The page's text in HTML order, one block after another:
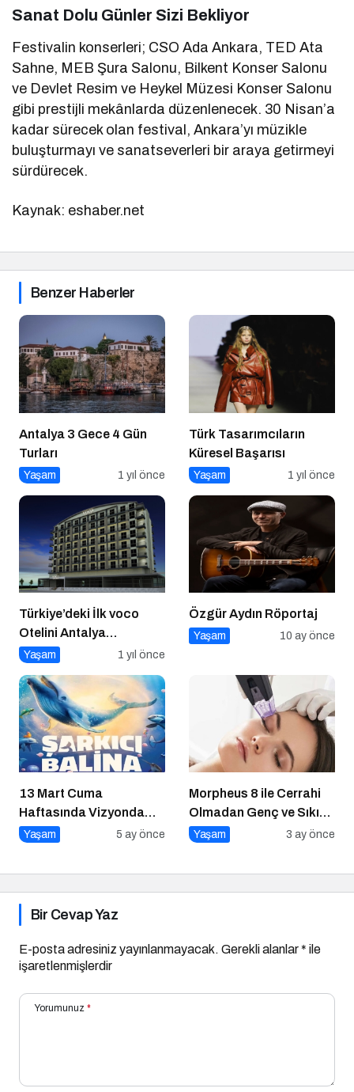
Sanat Dolu Günler Sizi Bekliyor
Festivalin konserleri; CSO Ada Ankara, TED Ata
Sahne, MEB Şura Salonu, Bilkent Konser Salonu
ve Devlet Resim ve Heykel Müzesi Konser Salonu
gibi prestijli mekânlarda düzenlenecek. 30 Nisan’a
kadar sürecek olan festival, Ankara’yı müzikle
buluşturmayı ve sanatseverleri bir araya getirmeyi
sürdürecek.
Kaynak: eshaber.net
Benzer Haberler
Antalya 3 Gece 4 Gün
Turları
Yaşam 1 yıl önce
Türk Tasarımcıların
Küresel Başarısı
Yaşam 1 yıl önce
Türkiye’deki İlk voco
Otelini Antalya
Konyaaltı’nda Açıyor
Yaşam 1 yıl önce
Özgür Aydın Röportaj
Yaşam 10 ay önce
13 Mart Cuma
Haftasında Vizyonda
Hangi Filmler Var?
Yaşam 5 ay önce
Morpheus 8 ile Cerrahi
Olmadan Genç ve Sıkı
Bir Cilt Mümkün
Yaşam 3 ay önce
Bir Cevap Yaz
E-posta adresiniz yayınlanmayacak. Gerekli alanlar* ile
işaretlenmişlerdir
Yorumunuz *